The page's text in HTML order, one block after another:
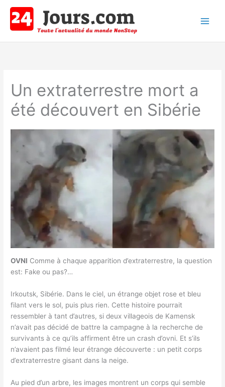
contenu
Un extraterrestre mort a
été découvert en Sibérie
OVNI Comme à chaque apparition d’extraterrestre, la question
est: Fake ou pas?…
Irkoutsk, Sibérie. Dans le ciel, un étrange objet rose et bleu
filant vers le sol, puis plus rien. Cette histoire pourrait
ressembler à tant d’autres, si deux villageois de Kamensk
n’avait pas décidé de battre la campagne à la recherche de
survivants à ce qu’ils affirment être un crash d’ovni. Et s’ils
n’avaient pas filmé leur étrange découverte : un petit corps
d’extraterrestre gisant dans la neige.
Au pied d’un arbre, les images montrent un corps qui semble